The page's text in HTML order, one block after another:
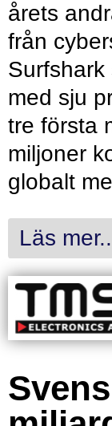
årets
från
med sju
tre första
miljoner
globalt
Läs